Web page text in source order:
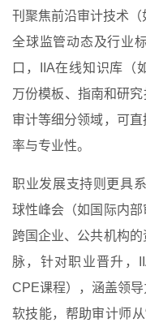
刊聚焦前沿审计技术（
全球监管动态及行业
口，IIA在线知识库（
万份模板、指南和研
审计等细分领域，可
率与专业性。
职业发展支持则更具
球性峰会（如国际内
跨国企业、公共机构
脉，针对职业晋升，
CPE课程），涵盖领
软技能，帮助审计师从